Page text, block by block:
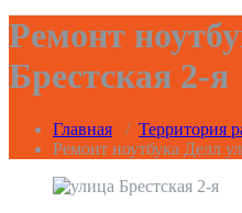
Ремонт
Брестская 2-я
Главная / Территория
Ремонт ноутбука Делл